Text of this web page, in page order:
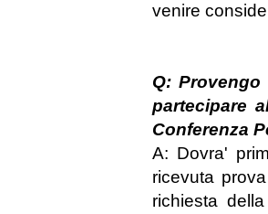
venire
Q:
partecipare
Conferenza
A: Dovra'
ricevuta
richiesta